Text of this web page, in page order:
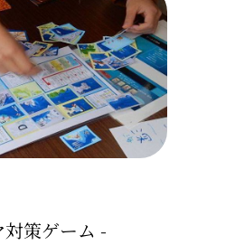
策ゲーム -